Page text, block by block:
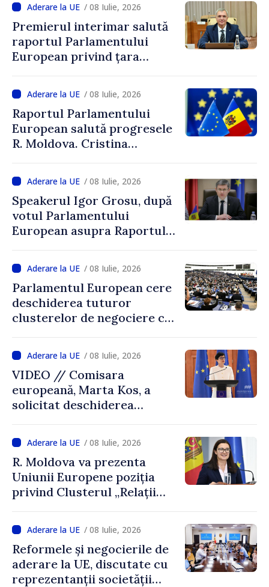
/ 08 Iulie, 2026
Premierul interimar salută
raportul Parlamentului
European privind țara
al Republicii Moldova
reprezintă o prioritate
strategică”
/ 08 Iulie, 2026
Raportul Parlamentului
European salută progresele
R. Moldova. Cristina
muncim pentru ca R.
Moldova să devină stat
membru al UE”
/ 08 Iulie, 2026
Speakerul Igor Grosu, după
votul Parlamentului
European asupra Raportului
„Moldova merge înainte. Pas
cu pas, tot mai aproape de
Uniunea Europeană”
/ 08 Iulie, 2026
Parlamentul European cere
deschiderea tuturor
clusterelor de negociere cu
susținut cu majoritate de
voturi
/ 08 Iulie, 2026
VIDEO // Comisara
europeană, Marta Kos, a
solicitat deschiderea
negocieri privind aderarea
Republicii Moldova la UE
/ 08 Iulie, 2026
R. Moldova va prezenta
Uniunii Europene poziția
privind Clusterul „Relații
Gherasimov: „Suntem
pregătiți pentru acest pas
de mai bine de un an”
/ 08 Iulie, 2026
Reformele și negocierile de
aderare la UE, discutate cu
reprezentanții societății